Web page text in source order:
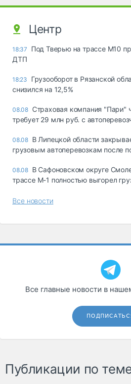
Центр
18:37
Под Тверью на трассе М10
ДТП
18:23
Грузооборот в Рязанской
снизился на 12,5%
08.08 Страховая компания "Пари"
требует 29 млн руб. с
08.08 В Липецкой области
грузовым автоперевозкам после
08.08 В Сафоновском округе
трассе М-1 полностью выгорел
Все новости
Все главные новости в
Публикации по